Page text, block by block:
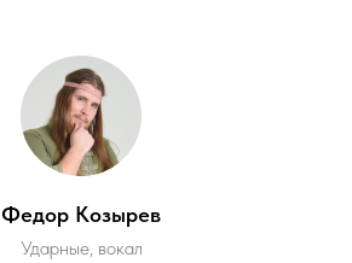
Федор Козырев
Ударные, вокал